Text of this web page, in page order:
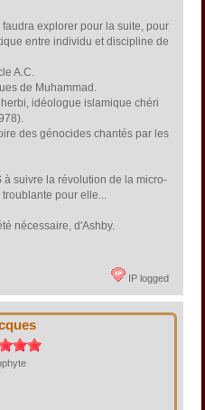
explorer pour la suite, pour
entre individu et discipline de
A.C.
de Muhammad.
idéologue islamique chéri
des génocides chantés par les
suivre la révolution de la micro-
pour elle...
nécessaire, d'Ashby.
IP logged